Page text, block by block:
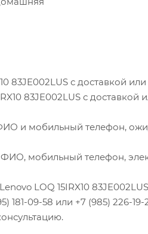
83JE002LUS с доставкой
83JE002LUS с
и мобильный телефон,
мобильный телефон,
LOQ 15IRX10
181-09-58 или +7 (985) 226-